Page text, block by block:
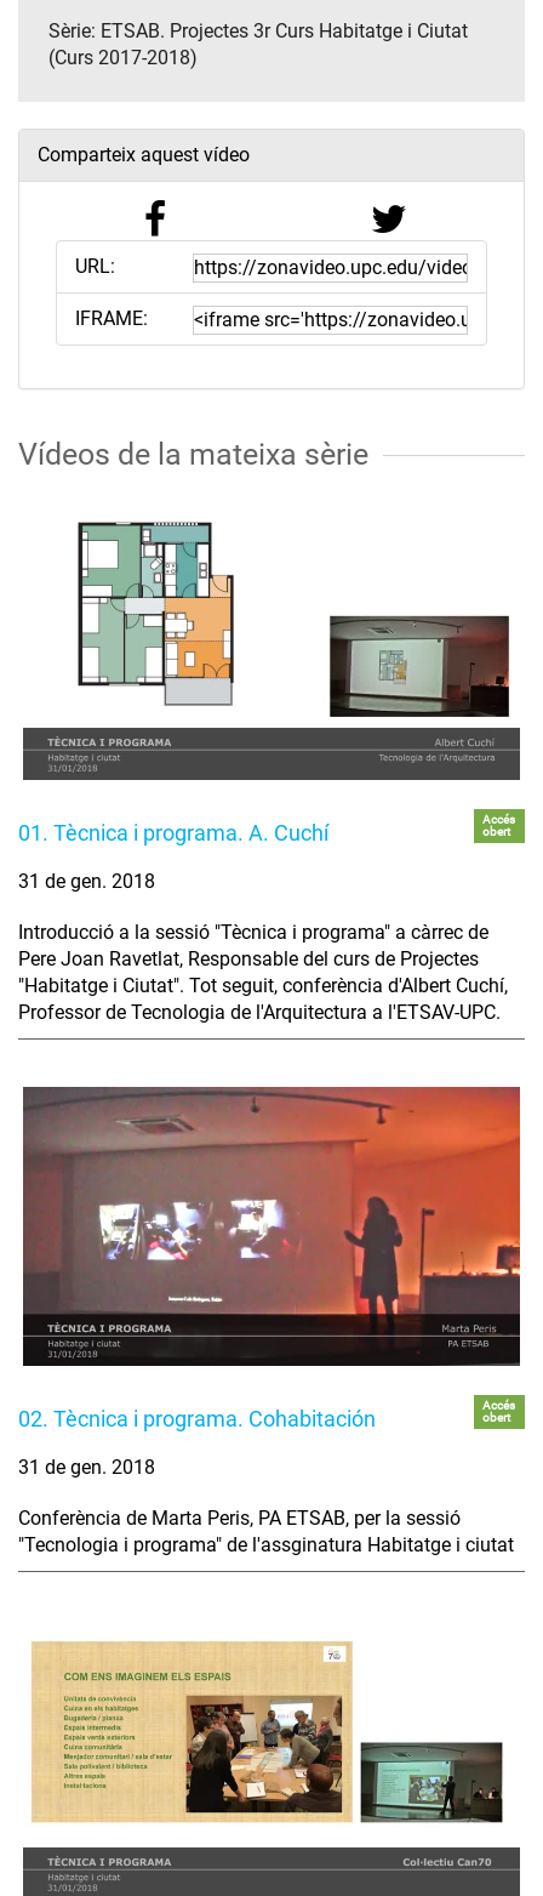
Sèrie: ETSAB. Projectes 3r Curs Habitatge i Ciutat
(Curs 2017-2018)
Comparteix aquest vídeo
URL:
IFRAME:
Vídeos de la mateixa sèrie
01. Tècnica i programa. A. Cuchí
Accés
obert
31 de gen. 2018
Introducció a la sessió "Tècnica i programa" a càrrec de
Pere Joan Ravetlat, Responsable del curs de Projectes
"Habitatge i Ciutat". Tot seguit, conferència d'Albert Cuchí,
Professor de Tecnologia de l'Arquitectura a l'ETSAV-UPC.
02. Tècnica i programa. Cohabitación
Accés
obert
31 de gen. 2018
Conferència de Marta Peris, PA ETSAB, per la sessió
"Tecnologia i programa" de l'assginatura Habitatge i ciutat